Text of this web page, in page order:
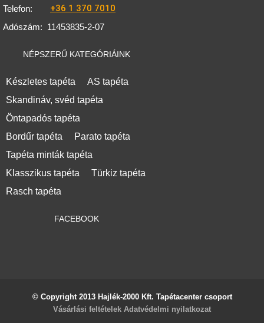
Telefon: +36 1 370 7010
Adószám: 11453835-2-07
NÉPSZERŰ KATEGÓRIÁINK
Készletes tapéta
AS tapéta
Skandináv, svéd tapéta
Öntapadós tapéta
Bordűr tapéta
Parato tapéta
Tapéta minták tapéta
Klasszikus tapéta
Türkiz tapéta
Rasch tapéta
FACEBOOK
© Copyright 2013 Hajlék-2000 Kft. Tapétacenter csoport
Vásárlási feltételek Adatvédelmi nyilatkozat